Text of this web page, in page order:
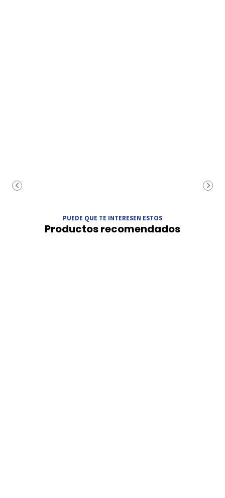
PUEDE QUE TE INTERESEN ESTOS
Productos recomendados